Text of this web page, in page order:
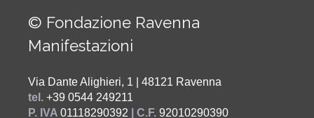
© Fondazione Ravenna
Manifestazioni
Via Dante Alighieri, 1 | 48121 Ravenna
tel. +39 0544 249211
P. IVA 01118290392 | C.F. 92010290390